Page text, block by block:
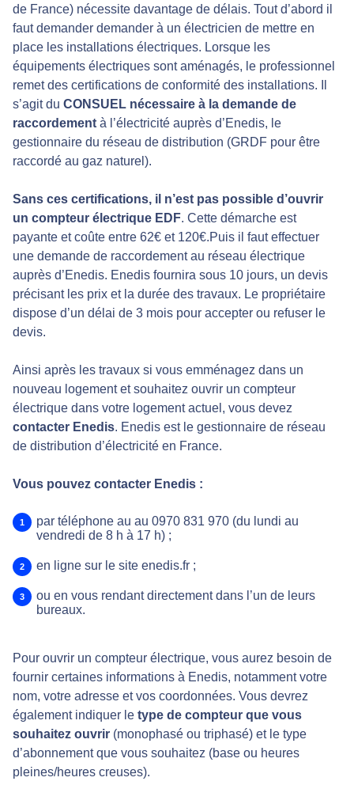
de France) nécessite davantage de délais. Tout d’abord il
faut demander demander à un électricien de mettre en
place les installations électriques. Lorsque les
équipements électriques sont aménagés, le professionnel
remet des certifications de conformité des installations. Il
s’agit du CONSUEL nécessaire à la demande de
raccordement à l’électricité auprès d’Enedis, le
gestionnaire du réseau de distribution (GRDF pour être
raccordé au gaz naturel).
Sans ces certifications, il n’est pas possible d’ouvrir
un compteur électrique EDF. Cette démarche est
payante et coûte entre 62€ et 120€.Puis il faut effectuer
une demande de raccordement au réseau électrique
auprès d’Enedis. Enedis fournira sous 10 jours, un devis
précisant les prix et la durée des travaux. Le propriétaire
dispose d’un délai de 3 mois pour accepter ou refuser le
devis.
Ainsi après les travaux si vous emménagez dans un
nouveau logement et souhaitez ouvrir un compteur
électrique dans votre logement actuel, vous devez
contacter Enedis. Enedis est le gestionnaire de réseau
de distribution d’électricité en France.
Vous pouvez contacter Enedis :
par téléphone au au 0970 831 970 (du lundi au
vendredi de 8 h à 17 h) ;
en ligne sur le site enedis.fr ;
ou en vous rendant directement dans l’un de leurs
bureaux.
Pour ouvrir un compteur électrique, vous aurez besoin de
fournir certaines informations à Enedis, notamment votre
nom, votre adresse et vos coordonnées. Vous devrez
également indiquer le type de compteur que vous
souhaitez ouvrir (monophasé ou triphasé) et le type
d’abonnement que vous souhaitez (base ou heures
pleines/heures creuses).